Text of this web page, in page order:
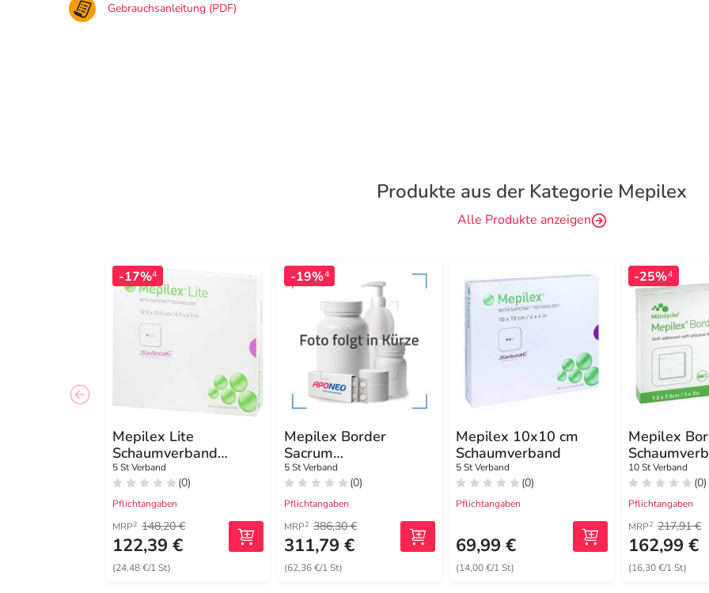
Gebrauchsanleitung (PDF)
Produkte aus der Kategorie Mepilex
Alle Produkte anzeigen
-17%4
Mepilex Lite
Schaumverband
12,5x12,5cm steril
5 St Verband
(0)
Pflichtangaben
MRP2 148,20 €
122,39 €
(24,48 €/1 St)
-19%4
Mepilex Border
Sacrum
Schaumverband
16x20 cm steril
5 St Verband
(0)
Pflichtangaben
MRP2 386,30 €
311,79 €
(62,36 €/1 St)
Mepilex 10x10 cm
Schaumverband
5 St Verband
(0)
Pflichtangaben
69,99 €
(14,00 €/1 St)
-25%4
Mepilex
haftend
10 St Verband
(0)
Pflichtangaben
MRP2 217,91 €
162,99 €
(16,30 €/1 St)